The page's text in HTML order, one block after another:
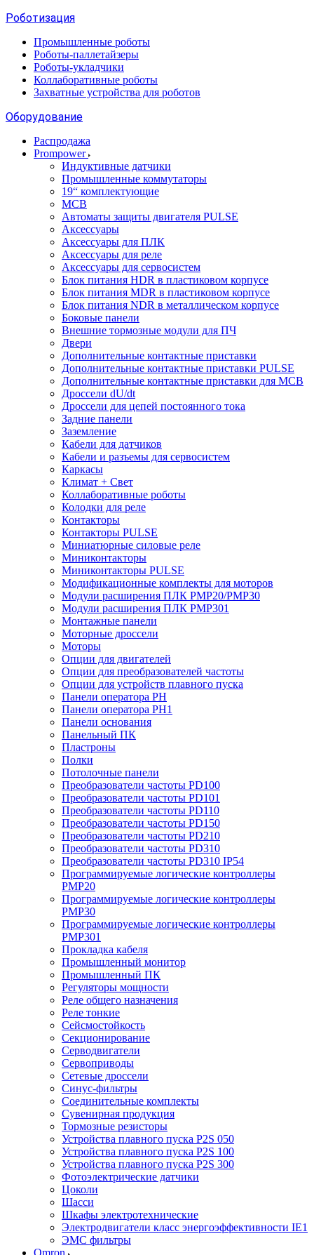
Роботизация
Промышленные роботы
Роботы-паллетайзеры
Роботы-укладчики
Коллаборативные роботы
Захватные устройства для роботов
Оборудование
Распродажа
Prompower
Индуктивные датчики
Промышленные коммутаторы
19“ комплектующие
MCB
Автоматы защиты двигателя PULSE
Аксессуары
Аксессуары для ПЛК
Аксессуары для реле
Аксессуары для сервосистем
Блок питания HDR в пластиковом корпусе
Блок питания MDR в пластиковом корпусе
Блок питания NDR в металлическом корпусе
Боковые панели
Внешние тормозные модули для ПЧ
Двери
Дополнительные контактные приставки
Дополнительные контактные приставки PULSE
Дополнительные контактные приставки для MCB
Дроссели dU/dt
Дроссели для цепей постоянного тока
Задние панели
Заземление
Кабели для датчиков
Кабели и разъемы для сервосистем
Каркасы
Климат + Свет
Коллаборативные роботы
Колодки для реле
Контакторы
Контакторы PULSE
Миниатюрные силовые реле
Миниконтакторы
Миниконтакторы PULSE
Модификационные комплекты для моторов
Модули расширения ПЛК PMP20/PMP30
Модули расширения ПЛК PMP301
Монтажные панели
Моторные дроссели
Моторы
Опции для двигателей
Опции для преобразователей частоты
Опции для устройств плавного пуска
Панели оператора PH
Панели оператора PH1
Панели основания
Панельный ПК
Пластроны
Полки
Потолочные панели
Преобразователи частоты PD100
Преобразователи частоты PD101
Преобразователи частоты PD110
Преобразователи частоты PD150
Преобразователи частоты PD210
Преобразователи частоты PD310
Преобразователи частоты PD310 IP54
Программируемые логические контроллеры
PMP20
Программируемые логические контроллеры
PMP30
Программируемые логические контроллеры
PMP301
Прокладка кабеля
Промышленный монитор
Промышленный ПК
Регуляторы мощности
Реле общего назначения
Реле тонкие
Сейсмостойкость
Секционирование
Серводвигатели
Сервоприводы
Сетевые дроссели
Синус-фильтры
Соединительные комплекты
Сувенирная продукция
Тормозные резисторы
Устройства плавного пуска P2S 050
Устройства плавного пуска P2S 100
Устройства плавного пуска P2S 300
Фотоэлектрические датчики
Цоколи
Шасси
Шкафы электротехнические
Электродвигатели класс энергоэффективности IE1
ЭМС фильтры
Omron